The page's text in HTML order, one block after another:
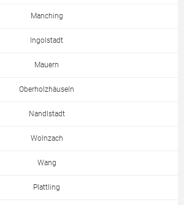
Manching
Ingolstadt
Mauern
Oberholzhäuseln
Nandlstadt
Wolnzach
Wang
Plattling